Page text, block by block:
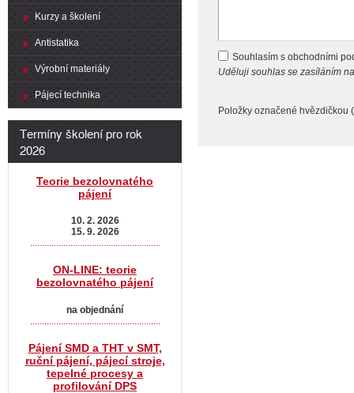
Souhlasím s obchodními
Uděluji souhlas se zasíláním
Položky označené hvězdičkou (
Kurzy a školení
Antistatika
Výrobní materiály
Pájecí technika
Termíny školení pro rok
2026
Teorie bezolovnatého
pájení
10. 2. 2026
15. 9. 2026
.......................................................
ON-LINE: teorie
bezolovnatého pájení
na objednání
Pájení SMD a THT v SMT,
ruční pájení, pájecí stroje,
tepelné procesy a
profilování DPS